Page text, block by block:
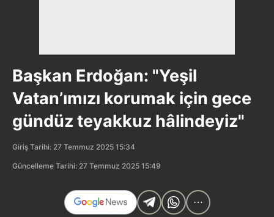
Başkan Erdoğan: "Yeşil
Vatan’ımızı korumak için gece
gündüz teyakkuz hâlindeyiz"
Giriş Tarihi: 27 Temmuz 2025 15:34
Güncelleme Tarihi: 27 Temmuz 2025 15:49